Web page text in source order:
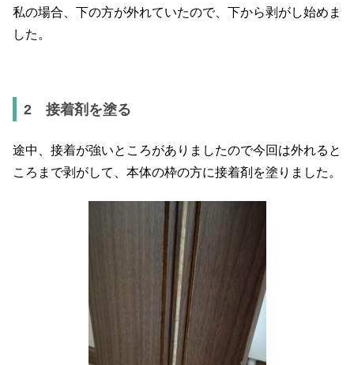
私の場合、下の方が外れていたので、下から剥がし始めま
した。
2 接着剤を塗る
途中、接着が強いところがありましたので今回は外れると
ころまで剥がして、本体の枠の方に接着剤を塗りました。